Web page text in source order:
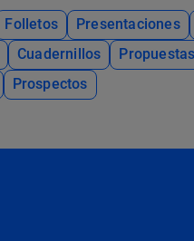
Folletos Presentaciones
Cuadernillos
Prospectos